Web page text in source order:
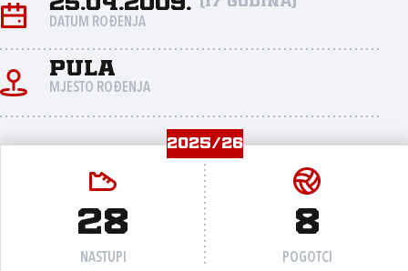
25.04.2009.
DATUM ROĐENJA
Pula
MJESTO ROĐENJA
2025/26
28
NASTUPI
8
POGOTCI